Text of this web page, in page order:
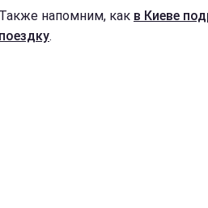
Также напомним, как в Киеве
поездку.